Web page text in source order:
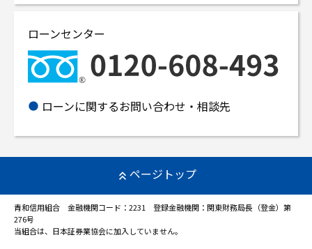
ローンセンター
ローンに関するお問い合わせ・相談先
ページトップ
青和信用組合 金融機関コード：2231 登録金融機関：関東財務局長（登金）第
276号
当組合は、日本証券業協会に加入していません。